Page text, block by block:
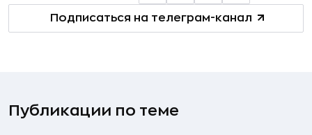
Подписаться на телеграм-канал
Публикации по теме